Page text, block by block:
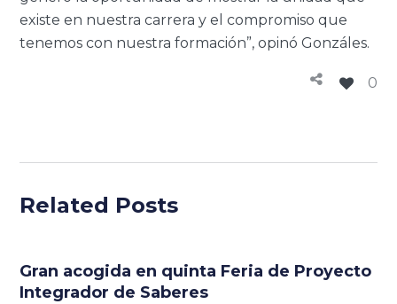
existe en nuestra carrera y el compromiso que
tenemos con nuestra formación”, opinó Gonzáles.
0
Related Posts
Gran acogida en quinta Feria de Proyecto
Integrador de Saberes